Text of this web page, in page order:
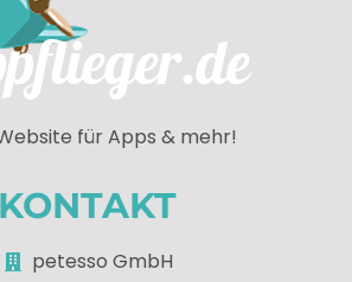
für Apps & mehr!
KONTAKT
petesso GmbH